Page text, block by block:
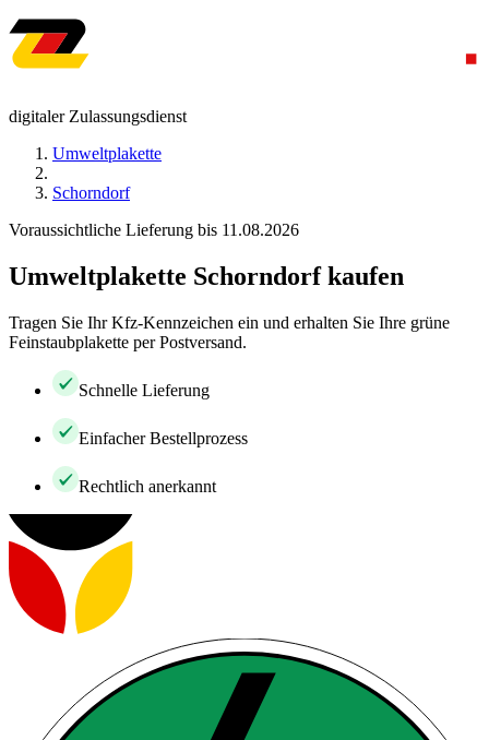
digitaler Zulassungsdienst
Umweltplakette
Schorndorf
Voraussichtliche Lieferung bis 11.08.2026
Umweltplakette Schorndorf kaufen
Tragen Sie Ihr Kfz-Kennzeichen ein und erhalten Sie Ihre grüne
Feinstaubplakette per Postversand.
Schnelle Lieferung
Einfacher Bestellprozess
Rechtlich anerkannt